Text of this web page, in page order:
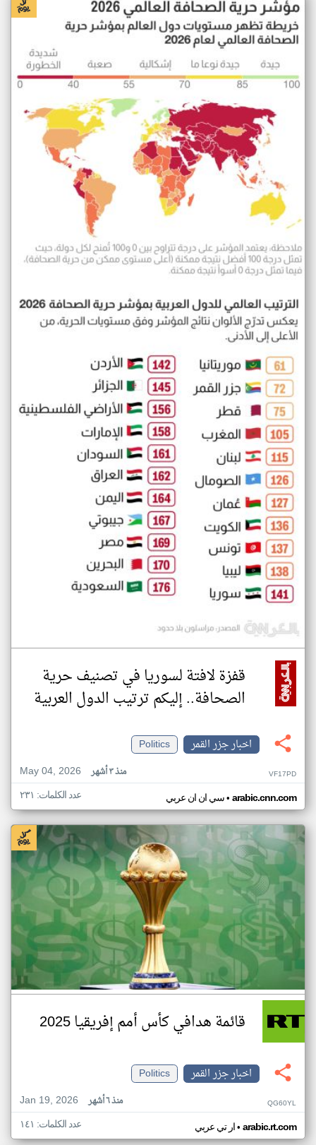
قفزة لافتة لسوريا في تصنيف حرية
الصحافة.. إليكم ترتيب الدول العربية
اخبار جزر القمر
Politics
May 04, 2026
منذ ٣ أشهر VF17PD
سي ان ان عربي• arabic.cnn.com عدد الكلمات: ٢٣١
قائمة هدافي كأس أمم إفريقيا 2025
اخبار جزر القمر
Politics
Jan 19, 2026
منذ ٦ أشهر QG60YL
ار تي عربي• arabic.rt.com عدد الكلمات: ١٤١